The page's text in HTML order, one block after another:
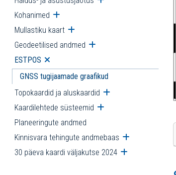
Kohanimed Ava alammenüü
Mullastiku kaart Ava alammenüü
Geodeetilised andmed Ava alammenüü
ESTPOS Ava alammenüü
GNSS tugijaamade graafikud
Topokaardid ja aluskaardid Ava alammenüü
Kaardilehtede süsteemid Ava alammenüü
Planeeringute andmed
Kinnisvara tehingute andmebaas Ava
30 päeva kaardi väljakutse 2024 Ava